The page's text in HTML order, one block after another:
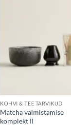
KOHVI & TEE TARVIKUD
Matcha valmistamise
komplekt II